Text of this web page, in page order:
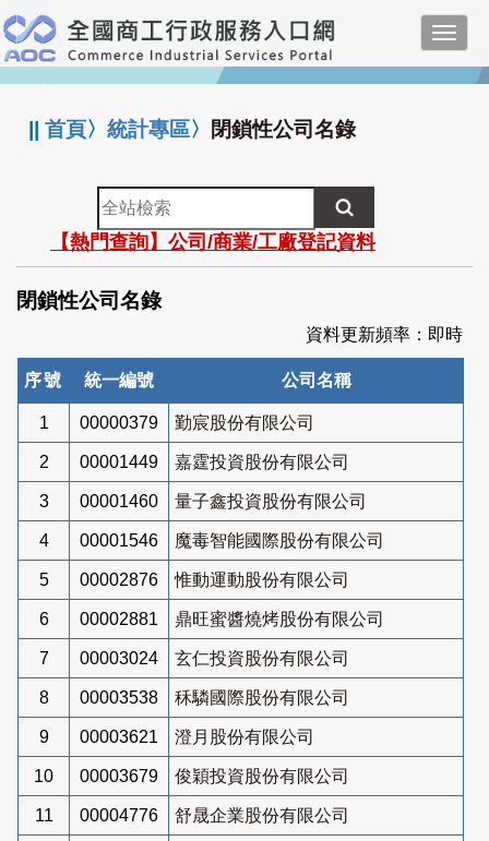
跳
到
主
要
:::
||首頁〉統計專區〉 閉鎖性公司名錄
全
站
檢
索
【熱門查詢】公司/商業/工廠登記資料
閉鎖性公司名錄
資料更新頻率：即時
序號 統一編號 公司名稱
1 00000379 勤宸股份有限公司
2 00001449 嘉霆投資股份有限公司
3 00001460 量子鑫投資股份有限公司
4 00001546 魔毒智能國際股份有限公司
5 00002876 惟動運動股份有限公司
6 00002881 鼎旺蜜醬燒烤股份有限公司
7 00003024 玄仁投資股份有限公司
8 00003538 秝驎國際股份有限公司
9 00003621 澄月股份有限公司
10 00003679 俊穎投資股份有限公司
11 00004776 舒晟企業股份有限公司